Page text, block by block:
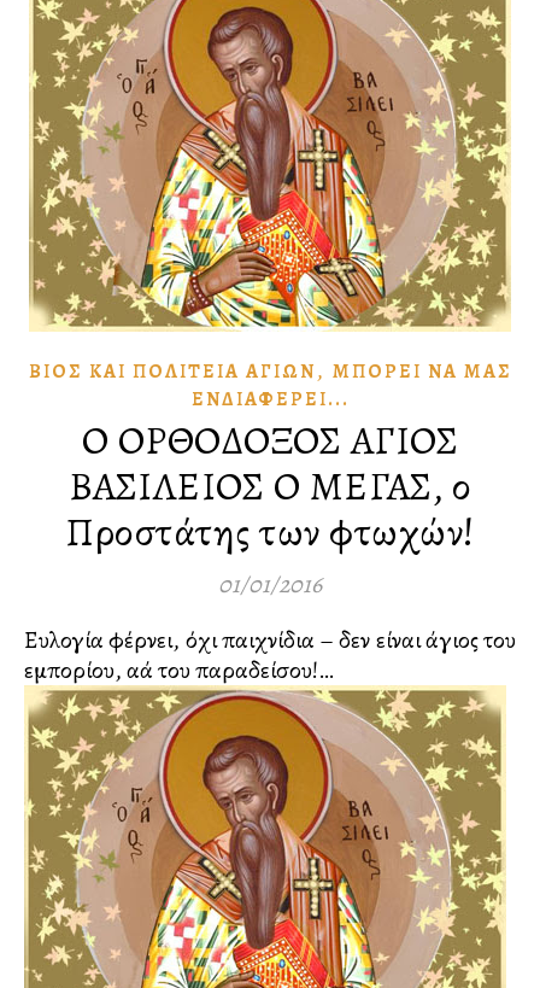
ΒΊΟΣ ΚΑῚ ΠΟΛΙΤΕΊΑ ἉΓΊΩΝ, ΜΠΟΡΕΙ͂ ΝᾺ ΜΑ͂Σ
ἘΝΔΙΑΦΈΡΕΙ...
Ο ΟΡΘΟΔΟΞΟΣ ΑΓΙΟΣ
ΒΑΣΙΛΕΙΟΣ Ο ΜΕΓΑΣ, ο
Προστάτης των φτωχών!
01/01/2016
Ευλογία φέρνει, όχι παιχνίδια – δεν είναι άγιος του
εμπορίου, αλλά του παραδείσου!…